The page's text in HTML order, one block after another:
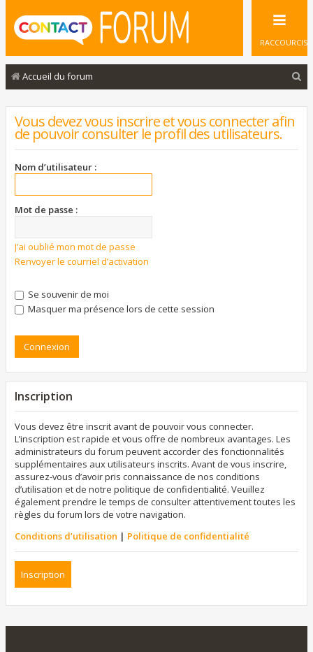
RACCOURCIS
Accueil du forum
Vous devez vous inscrire et vous connecter afin
de pouvoir consulter le profil des utilisateurs.
Nom d’utilisateur :
Mot de passe :
J’ai oublié mon mot de passe
Renvoyer le courriel d’activation
Se souvenir de moi
Masquer ma présence lors de cette session
Inscription
Vous devez être inscrit avant de pouvoir vous connecter.
L’inscription est rapide et vous offre de nombreux avantages. Les
administrateurs du forum peuvent accorder des fonctionnalités
supplémentaires aux utilisateurs inscrits. Avant de vous inscrire,
assurez-vous d’avoir pris connaissance de nos conditions
d’utilisation et de notre politique de confidentialité. Veuillez
également prendre le temps de consulter attentivement toutes les
règles du forum lors de votre navigation.
Conditions d’utilisation | Politique de confidentialité
Inscription